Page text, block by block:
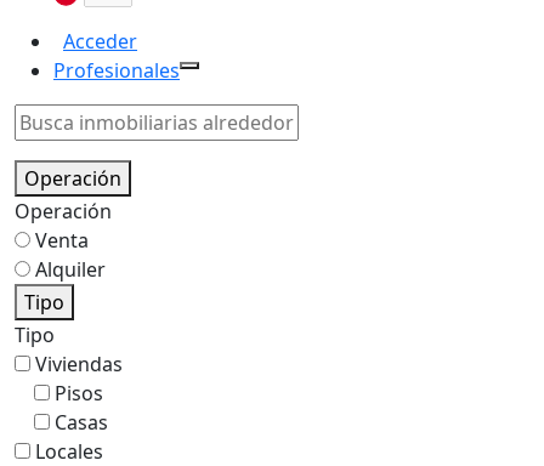
Acceder
Profesionales
Operación
Operación
Venta
Alquiler
Tipo
Tipo
Viviendas
Pisos
Casas
Locales